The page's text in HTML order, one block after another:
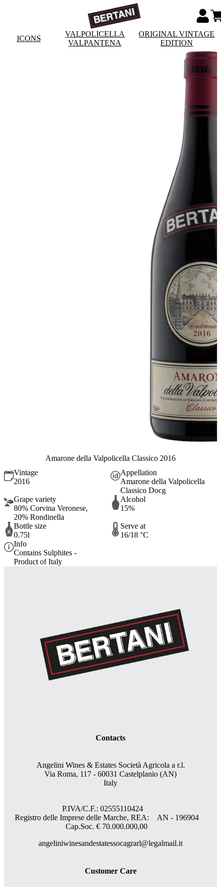
ICONS
VALPOLICELLA
VALPANTENA
ORIGINAL VINTAGE
EDITION
Amarone della Valpolicella Classico 2016
Vintage
2016
Appellation
Amarone della Valpolicella
Classico Docg
Grape variety
80% Corvina Veronese,
20% Rondinella
Alcohol
15%
Bottle size
0.75l
Serve at
16/18 °C
Info
Contains Sulphites -
Product of Italy
Contacts
Angelini Wines & Estates Società Agricola a r.l.
Via Roma, 117 - 60031 Castelplanio (AN)
Italy
P.IVA/C.F.: 02555110424
Registro delle Imprese delle Marche, REA: AN - 196904
Cap.Soc. € 70.000.000,00
angeliniwinesandestatessocagrarl@legalmail.it
Customer Care